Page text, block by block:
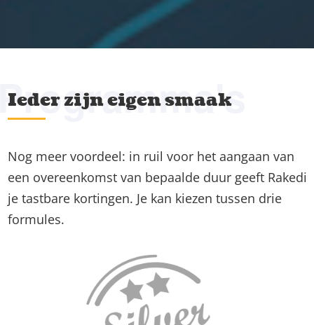
Ieder zijn eigen smaak
Nog meer voordeel: in ruil voor het aangaan van
een overeenkomst van bepaalde duur geeft Rakedi
je tastbare kortingen. Je kan kiezen tussen drie
formules.